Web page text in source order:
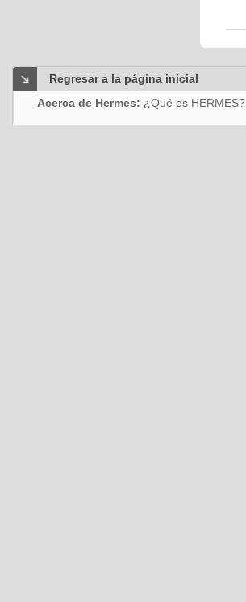
Regresar a la página inicial
Acerca de Hermes: ¿Qué es HERMES?